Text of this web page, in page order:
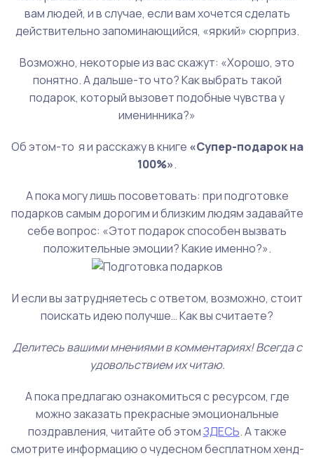
вам людей, и в случае, если вам хочется сделать
действительно запоминающийся, «яркий» сюрприз.
Возможно, некоторые из вас скажут: «Хорошо, это
понятно. А дальше-то что? Как выбрать такой
подарок, который вызовет подобные чувства у
именинника?»
Об этом-то я и расскажу в книге «Супер-подарок на
100%».
А пока могу лишь посоветовать: при подготовке
подарков самым дорогим и близким людям задавайте
себе вопрос: «Этот подарок способен вызвать
положительные эмоции? Какие именно?».
И если вы затрудняетесь с ответом, возможно, стоит
поискать идею получше… Как вы считаете?
Делитесь вашими мнениями в комментариях! Всегда с
удовольствием их читаю.
А пока предлагаю ознакомиться с ресурсом, где
можно заказать прекрасные эмоциональные
поздравления, читайте об этомЗДЕСЬ. А также
смотрите информацию о чудесном бесплатном хенд-